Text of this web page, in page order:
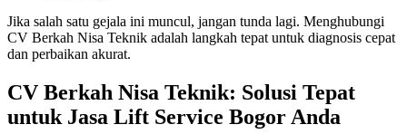
Jika salah satu gejala ini muncul, jangan tunda lagi. Menghubungi
CV Berkah Nisa Teknik adalah langkah tepat untuk diagnosis cepat
dan perbaikan akurat.
CV Berkah Nisa Teknik: Solusi Tepat
untuk Jasa Lift Service Bogor Anda